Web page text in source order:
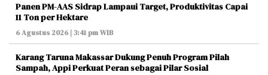
Panen PM-AAS Sidrap Lampaui Target, Produktivitas Capai
11 Ton per Hektare
6 Agustus 2026 | 3:41 pm WIB
Karang Taruna Makassar Dukung Penuh Program Pilah
Sampah, Appi Perkuat Peran sebagai Pilar Sosial